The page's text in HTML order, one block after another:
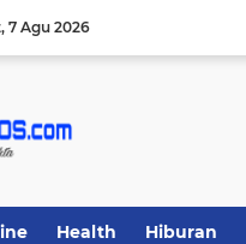
7 Agu 2026
Health Hiburan